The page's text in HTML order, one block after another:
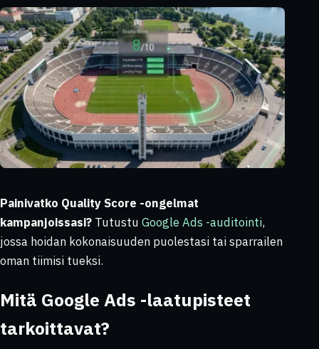
Painivatko Quality Score -ongelmat
kampanjoissasi? Tutustu Google Ads -auditointi,
jossa hoidan kokonaisuuden puolestasi tai sparrailen
oman tiimisi tueksi.
Mitä Google Ads -laatupisteet
tarkoittavat?